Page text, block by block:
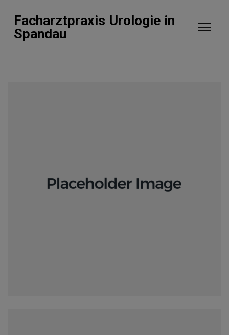
Facharztpraxis Urologie in
Spandau